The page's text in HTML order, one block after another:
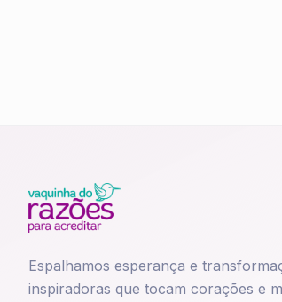
Espalhamos esperança e
inspiradoras que tocam corações e